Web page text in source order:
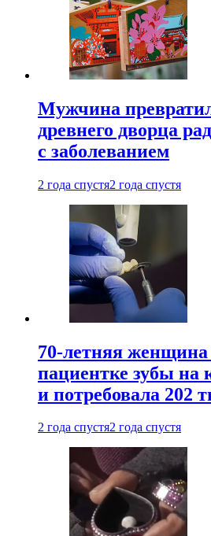
Мужчина
древнего дворца
с заболеванием
2 года спустя2 года спустя
70-летняя
пациентке зубы на
и потребовала 202
2 года спустя2 года спустя